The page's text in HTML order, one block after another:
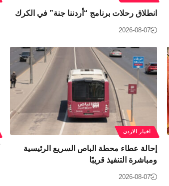
انطلاق رحلات برنامج “أردننا جنة” في الكرك
2026-08-07
اخبار الاردن
إحالة عطاء محطة الباص السريع الرئيسية
ومباشرة التنفيذ قريبًا
2026-08-07